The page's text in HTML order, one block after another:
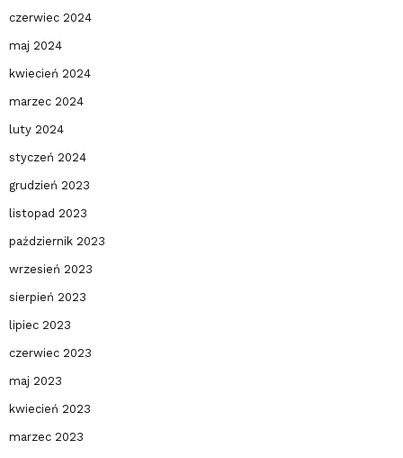
czerwiec 2024
maj 2024
kwiecień 2024
marzec 2024
luty 2024
styczeń 2024
grudzień 2023
listopad 2023
październik 2023
wrzesień 2023
sierpień 2023
lipiec 2023
czerwiec 2023
maj 2023
kwiecień 2023
marzec 2023